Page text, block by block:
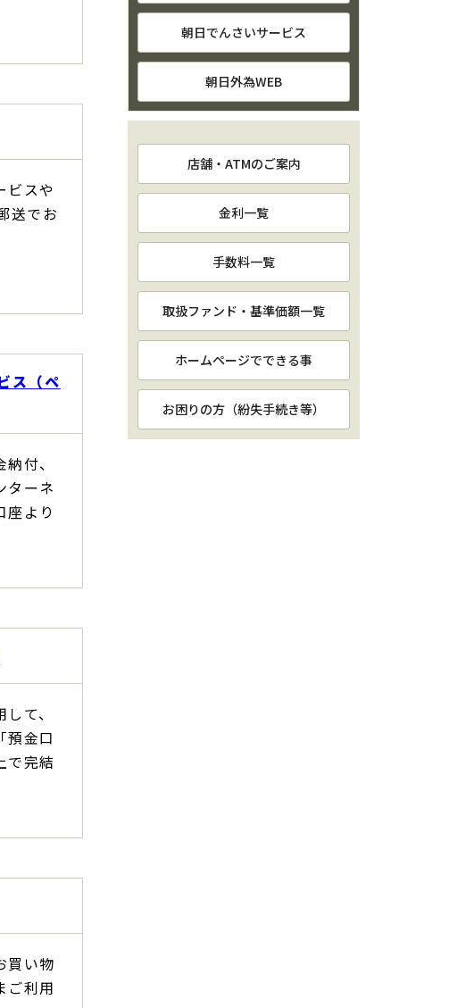
ビスや
送でお
ス（ペ
付、
ターネ
座より
て、
預金口
で完結
買い物
ご利用
朝日でんさいサービス
朝日外為WEB
店舗・ATMのご案内
金利一覧
手数料一覧
取扱ファンド・基準価額一覧
ホームページでできる事
お困りの方（紛失手続き等）